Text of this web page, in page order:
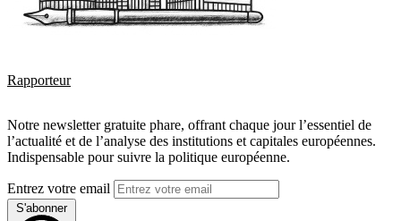
Rapporteur
Notre newsletter gratuite phare, offrant chaque jour l’essentiel de
l’actualité et de l’analyse des institutions et capitales européennes.
Indispensable pour suivre la politique européenne.
Entrez votre email
S'abonner